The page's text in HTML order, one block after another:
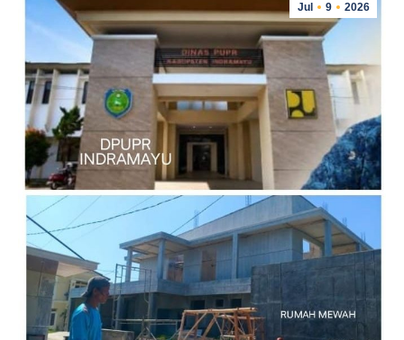
Jul 9 2026